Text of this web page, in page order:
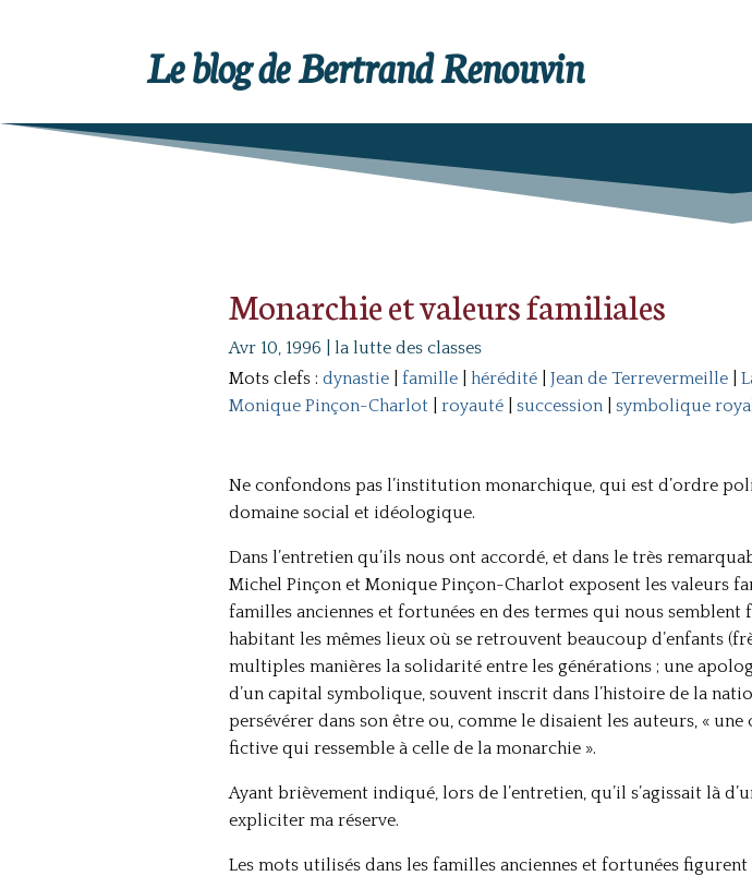
Le blog de Bertrand Renouvin
Monarchie et valeurs familiales
Avr 10, 1996
la lutte des classes
Mots clefs : dynastie| famille| hérédité| Jean de Terrevermeille|
Monique Pinçon-Charlot| royauté| succession| symbolique
Ne confondons pas l’institution monarchique, qui est d’ordre
domaine social et idéologique.
Dans l’entretien qu’ils nous ont accordé, et dans le très
Michel Pinçon et Monique Pinçon-Charlot exposent les valeurs
familles anciennes et fortunées en des termes qui nous
habitant les mêmes lieux où se retrouvent beaucoup d’enfants
multiples manières la solidarité entre les générations ; une
d’un capital symbolique, souvent inscrit dans l’histoire de la
persévérer dans son être ou, comme le disaient les auteurs, «
fictive qui ressemble à celle de la monarchie ».
Ayant brièvement indiqué, lors de l’entretien, qu’il s’agissait là
expliciter ma réserve.
Les mots utilisés dans les familles anciennes et fortunées